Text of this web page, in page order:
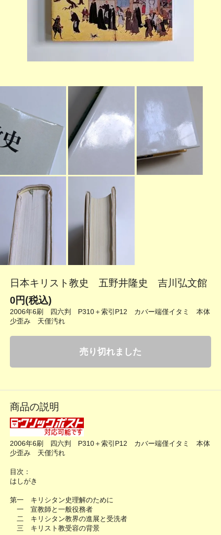
日本キリスト教史 五野井隆史 吉川弘文館
0円(税込)
2006年6刷 四六判 P310＋索引P12 カバー端僅イタミ 本体
少歪み 天僅汚れ
売り切れました
商品の説明
2006年6刷 四六判 P310＋索引P12 カバー端僅イタミ 本体
少歪み 天僅汚れ
目次：
はしがき
第一 キリシタン史理解のために
一 宣教師と一般役務者
二 キリシタン教界の進展と受洗者
三 キリスト教受容の背景